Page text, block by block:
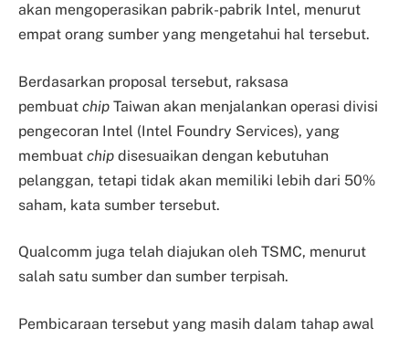
akan mengoperasikan pabrik-pabrik Intel, menurut
empat orang sumber yang mengetahui hal tersebut.
Berdasarkan proposal tersebut, raksasa
pembuat chip Taiwan akan menjalankan operasi divisi
pengecoran Intel (Intel Foundry Services), yang
membuat chip disesuaikan dengan kebutuhan
pelanggan, tetapi tidak akan memiliki lebih dari 50%
saham, kata sumber tersebut.
Qualcomm juga telah diajukan oleh TSMC, menurut
salah satu sumber dan sumber terpisah.
Pembicaraan tersebut yang masih dalam tahap awal